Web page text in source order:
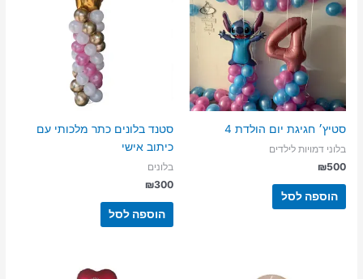
סטיץ׳ חגיגת יום הולדת 4
בלוני דמויות לילדים
₪500
הוספה לסל
סטנד בלונים כתר מלכותי עם
כיתוב אישי
בלונים
₪300
הוספה לסל